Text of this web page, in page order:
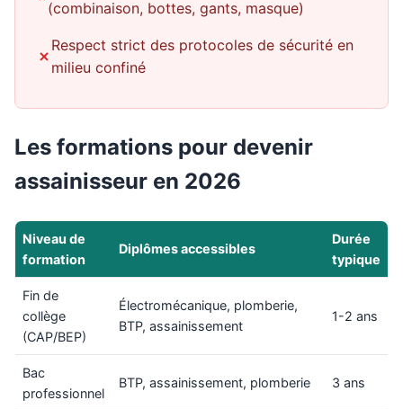
(combinaison, bottes, gants, masque)
Respect strict des protocoles de sécurité en
milieu confiné
Les formations pour devenir
assainisseur en 2026
Niveau de
formation
Diplômes accessibles
Durée
typique
Fin de
collège
(CAP/BEP)
Électromécanique, plomberie,
BTP, assainissement
1-2 ans
Bac
professionnel
BTP, assainissement, plomberie 3 ans